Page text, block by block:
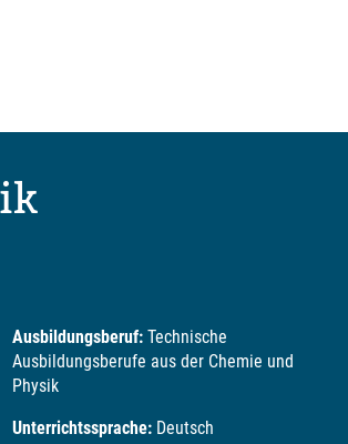
Ausbildungsberuf: Technische
Ausbildungsberufe aus der Chemie und
Physik
Unterrichtssprache: Deutsch